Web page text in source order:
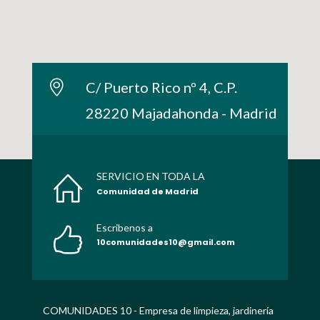
C/ Puerto Rico nº 4, C.P.
28220 Majadahonda - Madrid
SERVICIO EN TODA LA
Comunidad de Madrid
Escribenos a
10comunidades10@gmail.com
COMUNIDADES 10 - Empresa de limpieza, jardinería